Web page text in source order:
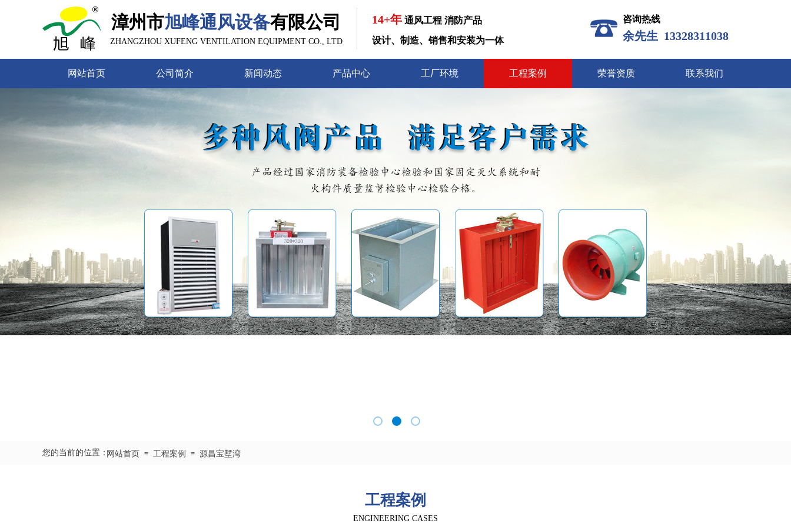
咨询热线
余先生 13328311038
漳州市旭峰通风设备有限公司
ZHANGZHOU XUFENG VENTILATION EQUIPMENT CO., LTD
14+年 通风工程 消防产品
设计、制造、销售和安装为一体
网站首页 公司简介 新闻动态 产品中心 工厂环境 工程案例 荣誉资质 联系我们
您的当前的位置：网站首页 ≡ 工程案例 ≡ 源昌宝墅湾
工程案例
ENGINEERING CASES